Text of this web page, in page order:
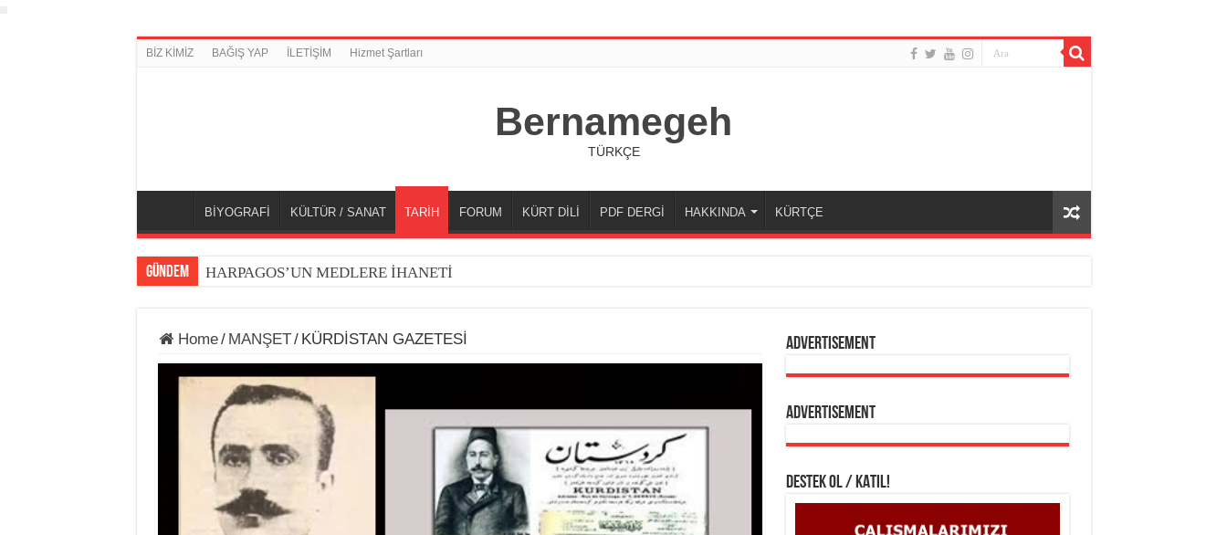
BİZ KİMİZ BAĞIŞ YAP İLETİŞİM Hizmet Şartları
Bernamegeh
TÜRKÇE
BİYOGRAFİ KÜLTÜR / SANAT TARİH FORUM KÜRT DİLİ PDF DERGİ HAKKINDA KÜRTÇE
GÜNDEM HARPAGOS’UN MEDLERE İHANETİ
Home/ MANŞET/ KÜRDİSTAN GAZETESİ Advertisement
Advertisement
DESTEK OL / KATIL!